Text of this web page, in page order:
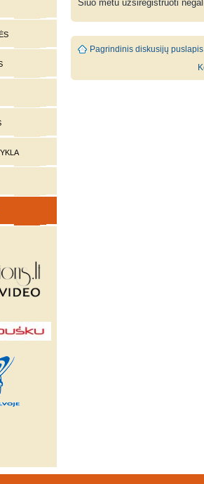
Šiuo metu užsiregistruoti
Pagrindinis diskusijų puslapis